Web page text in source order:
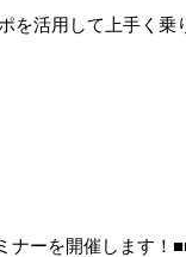
を活用して上手く乗
ナーを開催します！